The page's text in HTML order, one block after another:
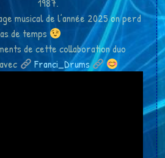
musical de l’année 2025 on perd
de temps
de cette collaboration duo
Franci_Drums